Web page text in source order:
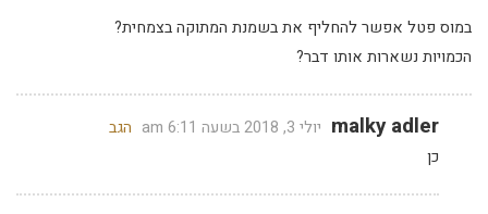
במוס פטל אפשר להחליף את בשמנת המתוקה בצמחית?
הכמויות נשארות אותו דבר?
malky adler יולי 3, 2018 בשעה 6:11 am
הגב
כן